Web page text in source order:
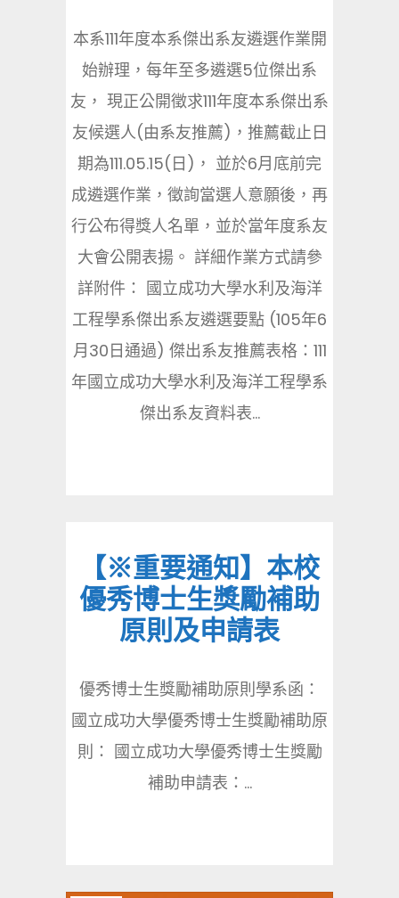
本系111年度本系傑出系友遴選作業開
始辦理，每年至多遴選5位傑出系
友， 現正公開徵求111年度本系傑出系
友候選人(由系友推薦)，推薦截止日
期為111.05.15(日)， 並於6月底前完
成遴選作業，徵詢當選人意願後，再
行公布得獎人名單，並於當年度系友
大會公開表揚。 詳細作業方式請參
詳附件： 國立成功大學水利及海洋
工程學系傑出系友遴選要點 (105年6
月30日通過) 傑出系友推薦表格：111
年國立成功大學水利及海洋工程學系
傑出系友資料表...
【※重要通知】本校
優秀博士生獎勵補助
原則及申請表
優秀博士生獎勵補助原則學系函：
國立成功大學優秀博士生獎勵補助原
則： 國立成功大學優秀博士生獎勵
補助申請表：...